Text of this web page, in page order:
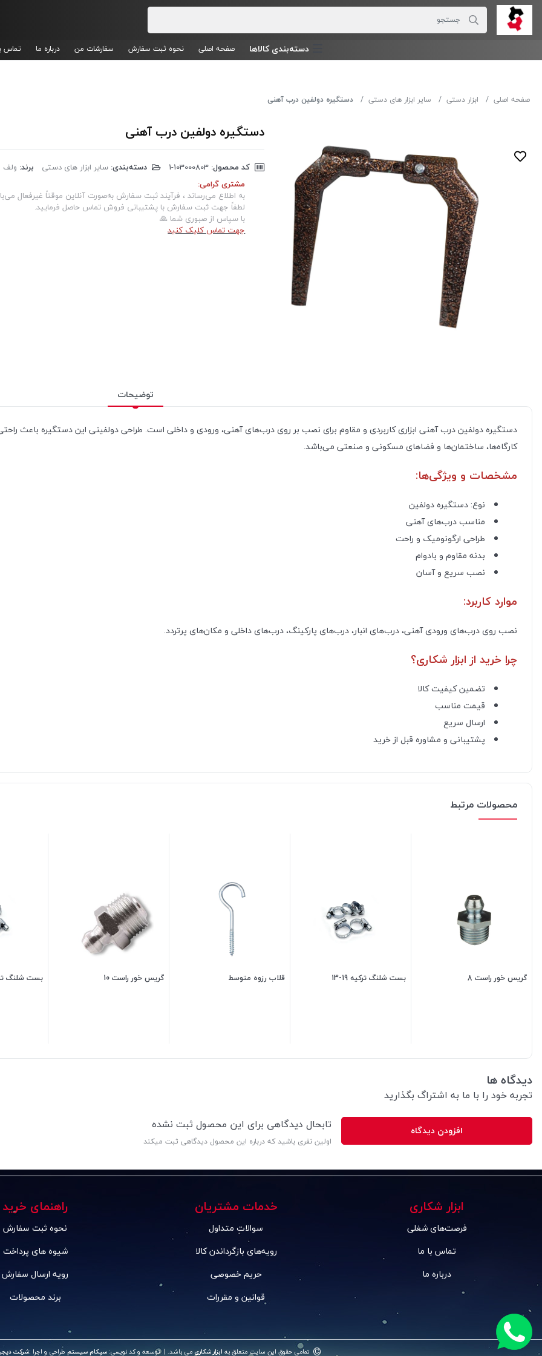
دسته‌بندی‌ کالاها صفحه اصلی نحوه ثبت سفارش سفارشات من درباره ما تماس
صفحه اصلی ابزار دستی سایر ابزار های دستی دستگیره دولفین درب آهنی
دستگیره دولفین درب آهنی
کد محصول: دسته‌بندی: سایر ابزار های دستی برند: ولف
مشتری گرامی:
به اطلاع می‌رساند ، فرآیند ثبت سفارش به‌صورت آنلاین موقتاً غیرفعال
لطفاً جهت ثبت سفارش با پشتیبانی فروش تماس حاصل فرمایید.
با سپاس از صبوری شما 🙏
جهت تماس کلیک کنید
توضیحات
دستگیره دولفین درب آهنی ابزاری کاربردی و مقاوم برای نصب بر روی درب‌های آهنی، ورودی و داخلی است. طراحی دولفینی این دستگیره باعث
کارگاه‌ها، ساختمان‌ها و فضاهای مسکونی و صنعتی می‌باشد.
مشخصات و ویژگی‌ها:
نوع: دستگیره دولفین
مناسب درب‌های آهنی
طراحی ارگونومیک و راحت
بدنه مقاوم و بادوام
نصب سریع و آسان
موارد کاربرد:
نصب روی درب‌های ورودی آهنی، درب‌های انبار، درب‌های پارکینگ، درب‌های داخلی و مکان‌های پرتردد.
چرا خرید از ابزار شکاری؟
تضمین کیفیت کالا
قیمت مناسب
ارسال سریع
پشتیبانی و مشاوره قبل از خرید
محصولات مرتبط
گریس خور راست 8 بست شلنگ ترکیه 19-13 قلاب رزوه متوسط گریس خور راست 10 بست شلنگ ترکیه
دیدگاه ها
تجربه خود را با ما به اشتراگ بگذارید
افزودن دیدگاه تابحال دیدگاهی برای این محصول ثبت نشده
اولین نفری باشید که درباره این محصول دیدگاهی ثبت میکند
ابزار شکاری
فرصت‌های شغلی
تماس با ما
درباره ما
خدمات مشتریان
سوالات متداول
رویه‌های بازگرداندن کالا
حریم خصوصی
قوانین و مقررات
راهنمای خرید
نحوه ثبت سفارش
شیوه های پرداخت
رویه ارسال سفارش
برند محصولات
© تمامی حقوق این سایت متعلق به ابزار شکاریمی باشد. | توسعه و کد نویسی:سپکام سیستم طراحی و اجرا :شرکت